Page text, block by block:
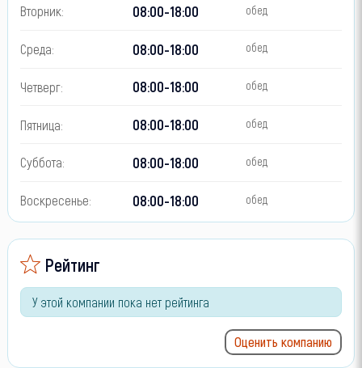
Вторник: 08:00-18:00 обед
Среда: 08:00-18:00 обед
Четверг: 08:00-18:00 обед
Пятница: 08:00-18:00 обед
Суббота: 08:00-18:00 обед
Воскресенье: 08:00-18:00 обед
Рейтинг
У этой компании пока нет рейтинга
Оценить компанию